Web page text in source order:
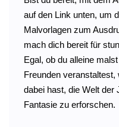
auf den Link unten, um
Malvorlagen zum
mach dich bereit für
Egal, ob du alleine
Freunden
dabei hast, die Welt der
Fantasie zu erforschen.